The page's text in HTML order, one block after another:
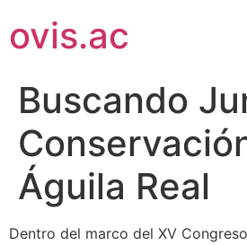
ovis.ac
Buscando
Águila Real
Dentro del marco del XV